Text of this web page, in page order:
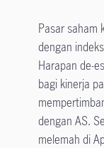
Pasar saham
dengan
Harapan de-
bagi kinerja
dengan AS.
melemah di